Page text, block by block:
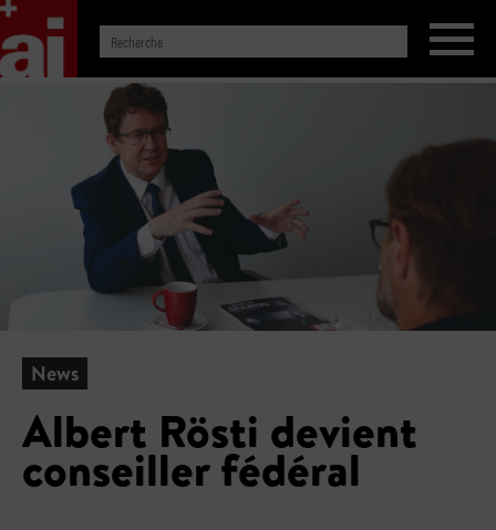
News
Albert Rösti devient
conseiller fédéral